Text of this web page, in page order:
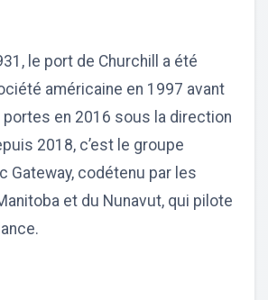
le port de Churchill a été
américaine en 1997 avant
en 2016 sous la direction
2018, c’est le groupe
Gateway, codétenu par les
et du Nunavut, qui pilote